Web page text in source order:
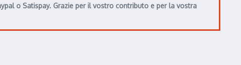
o Satispay. Grazie per il vostro contributo e per la vostra